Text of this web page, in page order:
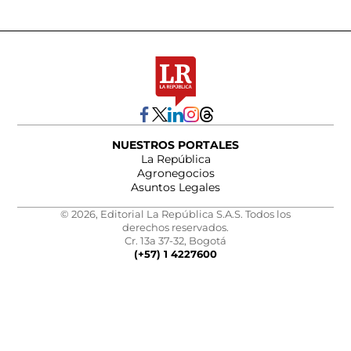
NUESTROS PORTALES
La República
Agronegocios
Asuntos Legales
© 2026, Editorial La República S.A.S. Todos los
derechos reservados.
Cr. 13a 37-32, Bogotá
(+57) 1 4227600